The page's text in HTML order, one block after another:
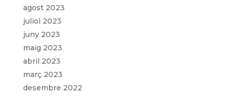
agost 2023
juliol 2023
juny 2023
maig 2023
abril 2023
març 2023
desembre 2022